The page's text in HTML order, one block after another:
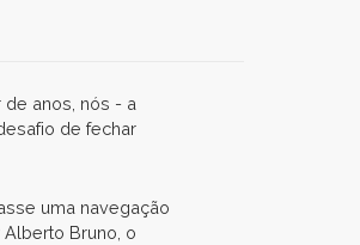
anos, nós - a
de fechar
uma navegação
Bruno, o